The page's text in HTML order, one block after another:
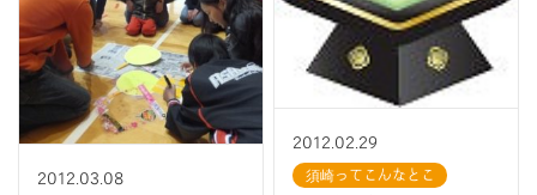
2012.03.08
2012.02.29
須崎ってこんなとこ